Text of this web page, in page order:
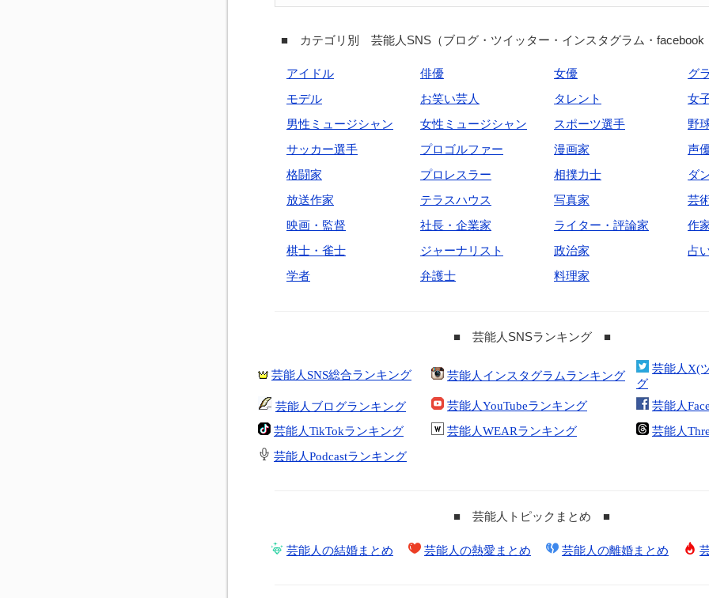
■ カテゴリ別 芸能人SNS（ブログ・ツイッター・インスタグラム・
アイドル 俳優 女優
グ
モデル
お笑い芸人 タレント
女
男性ミュージシャン
女性ミュージシャン スポーツ選手
野
サッカー選手
プロゴルファー 漫画家
声
格闘家
プロレスラー 相撲力士
ダ
放送作家
テラスハウス 写真家
芸
映画・監督
社長・企業家 ライター・評論家
作
棋士・雀士
ジャーナリスト 政治家
占
学者
弁護士 料理家
■ 芸能人SNSランキング ■
芸能人SNS総合ランキング 芸能人インスタグラムランキング
芸能人X(
グ
芸能人ブログランキング
芸能人YouTubeランキング
芸能人
芸能人TikTokランキング
芸能人WEARランキング
芸能人
芸能人Podcastランキング
■ 芸能人トピックまとめ ■
芸能人の結婚まとめ 芸能人の熱愛まとめ 芸能人の離婚まとめ